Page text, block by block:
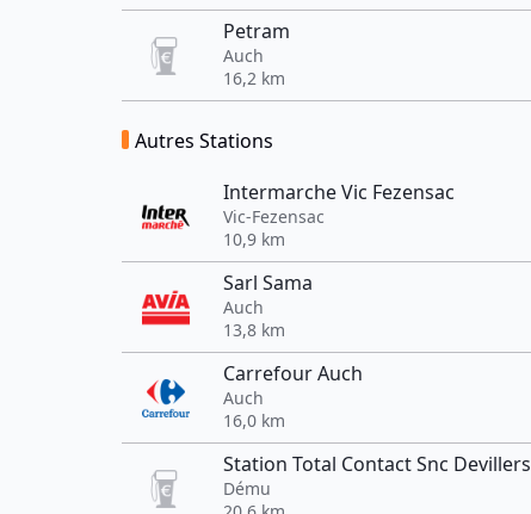
Petram
Auch
16,2 km
Autres Stations
Intermarche Vic Fezensac
Vic-Fezensac
10,9 km
Sarl Sama
Auch
13,8 km
Carrefour Auch
Auch
16,0 km
Station Total Contact Snc Devillers
Dému